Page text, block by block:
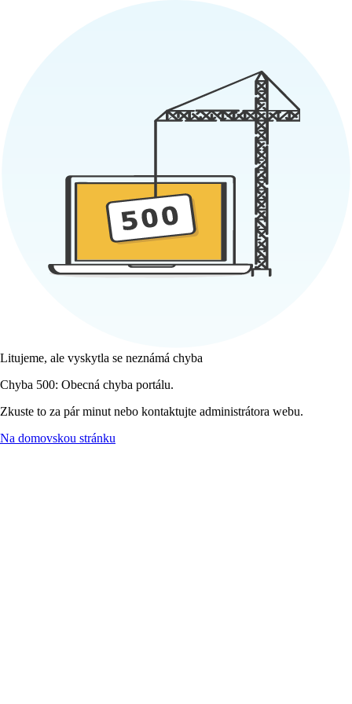
Litujeme, ale vyskytla se neznámá chyba
Chyba 500: Obecná chyba portálu.
Zkuste to za pár minut nebo kontaktujte administrátora webu.
Na domovskou stránku